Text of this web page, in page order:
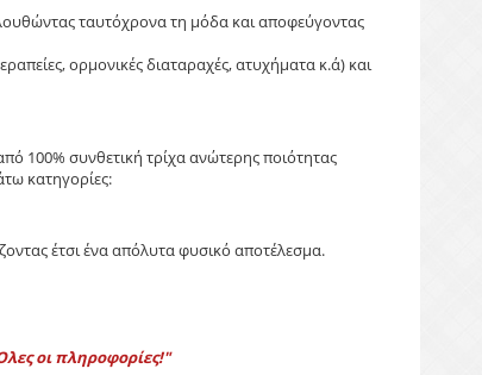
ταυτόχρονα τη μόδα και αποφεύγοντας
ορμονικές διαταραχές, ατυχήματα κ.ά) και
100% συνθετική τρίχα ανώτερης ποιότητας
κατηγορίες:
έτσι ένα απόλυτα φυσικό αποτέλεσμα.
οι πληροφορίες!"